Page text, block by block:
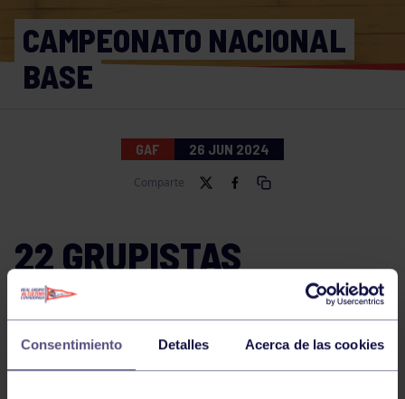
Consentimiento Detalles Acerca de las cookies
CAMPEONATO NACIONAL
BASE
GAF 26 JUN 2024
Comparte
22 GRUPISTAS
PARTICIPARÁN EN EL
CAMPEONATO
Nuestro equipo de gimnastas se encuentran ya en